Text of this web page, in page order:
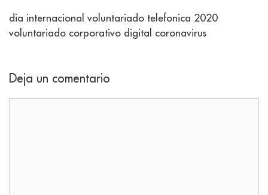
dia internacional voluntariado telefonica 2020
voluntariado corporativo digital coronavirus
Deja un comentario